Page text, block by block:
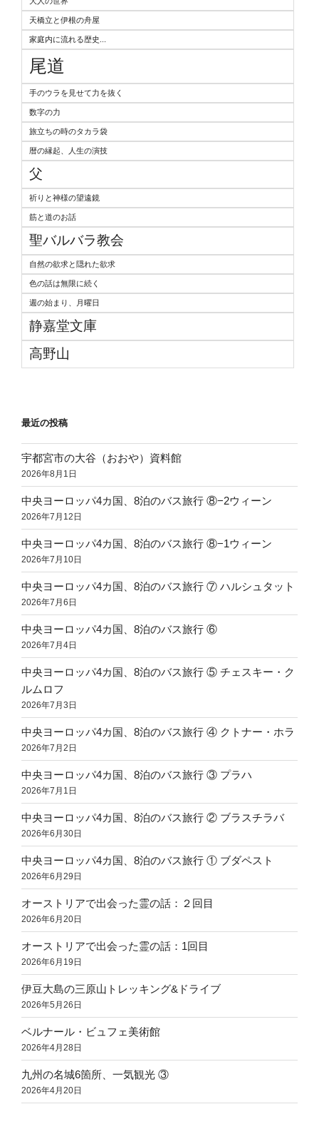
天橋立と伊根の舟屋
家庭内に流れる歴史...
尾道
手のウラを見せて力を抜く
数字の力
旅立ちの時のタカラ袋
暦の縁起、人生の演技
父
祈りと神様の望遠鏡
筋と道のお話
聖バルバラ教会
自然の欲求と隠れた欲求
色の話は無限に続く
週の始まり、月曜日
静嘉堂文庫
高野山
最近の投稿
宇都宮市の大谷（おおや）資料館
2026年8月1日
中央ヨーロッパ4カ国、8泊のバス旅行 ⑧−2ウィーン
2026年7月12日
中央ヨーロッパ4カ国、8泊のバス旅行 ⑧−1ウィーン
2026年7月10日
中央ヨーロッパ4カ国、8泊のバス旅行 ⑦ ハルシュタット
2026年7月6日
中央ヨーロッパ4カ国、8泊のバス旅行 ⑥
2026年7月4日
中央ヨーロッパ4カ国、8泊のバス旅行 ⑤ チェスキー・ク
ルムロフ
2026年7月3日
中央ヨーロッパ4カ国、8泊のバス旅行 ④ クトナー・ホラ
2026年7月2日
中央ヨーロッパ4カ国、8泊のバス旅行 ③ プラハ
2026年7月1日
中央ヨーロッパ4カ国、8泊のバス旅行 ② ブラスチラバ
2026年6月30日
中央ヨーロッパ4カ国、8泊のバス旅行 ① ブダペスト
2026年6月29日
オーストリアで出会った霊の話：２回目
2026年6月20日
オーストリアで出会った霊の話：1回目
2026年6月19日
伊豆大島の三原山トレッキング&ドライブ
2026年5月26日
ベルナール・ビュフェ美術館
2026年4月28日
九州の名城6箇所、一気観光 ③
2026年4月20日